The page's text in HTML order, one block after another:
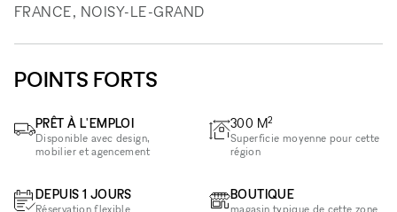
FRANCE, NOISY-LE-GRAND
POINTS FORTS
PRÊT À L'EMPLOI
Disponible avec design,
mobilier et agencement
DEPUIS 1 JOURS
Réservation flexible
300 M2
Superficie moyenne pour cette
région
BOUTIQUE
magasin typique de cette zone